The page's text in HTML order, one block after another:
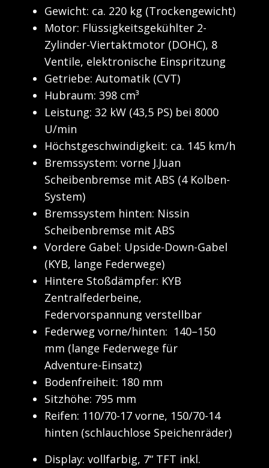
Gewicht: ca. 220 kg (Trockengewicht)
Motor: Flüssigkeitsgekühlter 2-
Zylinder-Viertaktmotor (DOHC), 8
Ventile, elektronische Einspritzung
Getriebe: Automatik (CVT)
Hubraum: 398 cm³
Leistung: 32 kW (43,5 PS) bei 8000
U/min
Höchstgeschwindigkeit: ca. 145 km/h
Bremssystem: vorne J.Juan
Scheibenbremse mit ABS (4 Kolben-
System)
Bremssystem hinten: Nissin
Scheibenbremse mit ABS
Vordere Gabel: Upside-Down-Gabel
(KYB, lange Federwege)
Hintere Stoßdämpfer: KYB
Zentralfederbeine,
Federvorspannung verstellbar
Federweg vorne/hinten: 140–150
mm (lange Federwege für
Adventure-Einsatz)
Bodenfreiheit: 180 mm
Sitzhöhe: 795 mm
Reifen: 110/70-17 vorne, 150/70-14
hinten (schlauchlose Speichenräder)
Display: ​​vollfarbig, 7“ TFT inkl.